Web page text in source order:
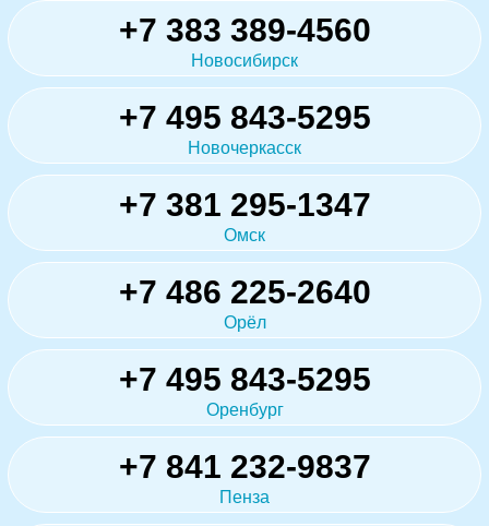
+7 383 389-4560
Новосибирск
+7 495 843-5295
Новочеркасск
+7 381 295-1347
Омск
+7 486 225-2640
Орёл
+7 495 843-5295
Оренбург
+7 841 232-9837
Пенза